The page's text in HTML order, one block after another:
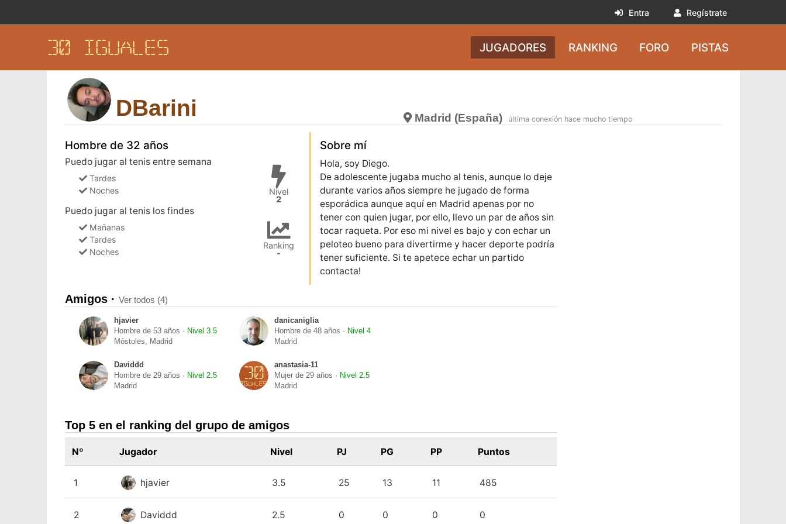
Entra Regístrate
30 IGUALES JUGADORES RANKING FORO PISTAS
DBarini Madrid (España) última conexión hace mucho tiempo
Hombre de 32 años
Puedo jugar al tenis entre semana
Tardes
Noches
Puedo jugar al tenis los findes
Mañanas
Tardes
Noches
Nivel
2
Ranking
-
Sobre mí
Hola, soy Diego.
De adolescente jugaba mucho al tenis, aunque lo deje
durante varios años siempre he jugado de forma
esporádica aunque aquí en Madrid apenas por no
tener con quien jugar, por ello, llevo un par de años sin
tocar raqueta. Por eso mi nivel es bajo y con echar un
peloteo bueno para divertirme y hacer deporte podría
tener suficiente. Si te apetece echar un partido
contacta!
Amigos · Ver todos (4)
hjavier
Hombre de 53 años · Nivel 3.5
Móstoles, Madrid
danicaniglia
Hombre de 48 años · Nivel 4
Madrid
Daviddd
Hombre de 29 años · Nivel 2.5
Madrid
anastasia-11
Mujer de 29 años · Nivel 2.5
Madrid
Top 5 en el ranking del grupo de amigos
Nº Jugador Nivel PJ PG PP Puntos
1 hjavier 3.5 25 13 11 485
2 Daviddd 2.5 0 0 0 0